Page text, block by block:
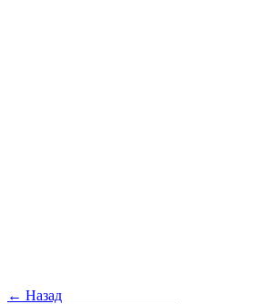
← Назад